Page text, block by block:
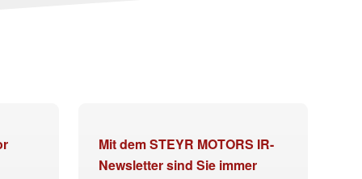
Mit dem STEYR MOTORS IR-
Newsletter sind Sie immer